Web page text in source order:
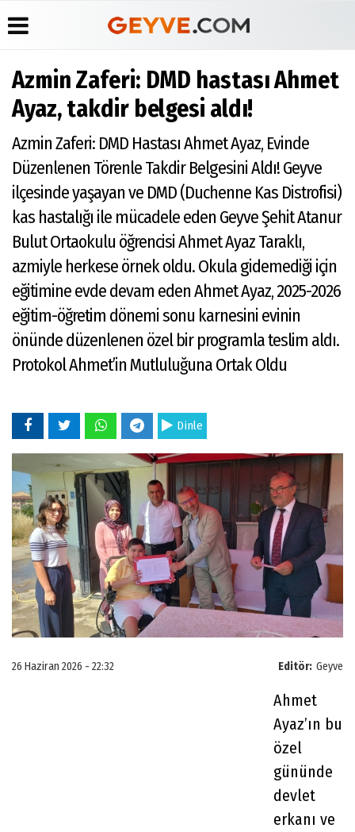
Üye Paneli
Haber
Haberleri
Anketler
Biyografiler
Köşe
Yazarları
Galeri
Foto
Galeri
Medyabar.com
İletişim
Azmin Zaferi: DMD hastası Ahmet
Ayaz, takdir belgesi aldı!
Azmin Zaferi: DMD Hastası Ahmet Ayaz, Evinde
Düzenlenen Törenle Takdir Belgesini Aldı! Geyve
ilçesinde yaşayan ve DMD (Duchenne Kas Distrofisi)
kas hastalığı ile mücadele eden Geyve Şehit Atanur
Bulut Ortaokulu öğrencisi Ahmet Ayaz Taraklı,
azmiyle herkese örnek oldu. Okula gidemediği için
eğitimine evde devam eden Ahmet Ayaz, 2025-2026
eğitim-öğretim dönemi sonu karnesini evinin
önünde düzenlenen özel bir programla teslim aldı.
Protokol Ahmet’in Mutluluğuna Ortak Oldu
Dinle
Editör: Geyve
26 Haziran 2026 - 22:32
Ahmet
Ayaz’ın bu
özel
gününde
devlet
erkanı ve